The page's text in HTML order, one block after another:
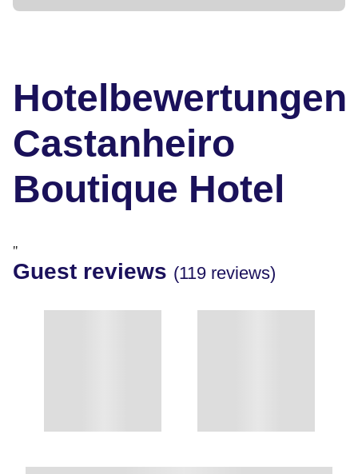
Hotelbewertungen
Castanheiro
Boutique Hotel
"
Guest reviews (119 reviews)